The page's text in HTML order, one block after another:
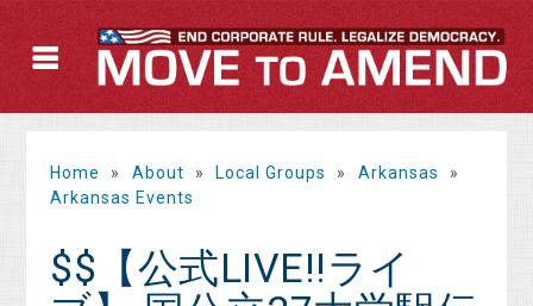
Home » About » Local Groups » Arkansas
»
Arkansas Events
$$【公式LIVE!!ライ